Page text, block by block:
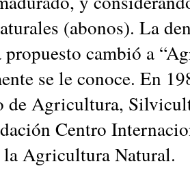
(abonos). La
cambió a
se le conoce. En
Agricultura,
Centro
Agricultura Natural.